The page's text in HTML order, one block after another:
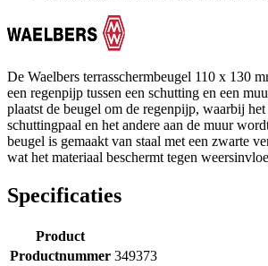
De Waelbers terrasschermbeugel 110 x 130
een regenpijp tussen een schutting en een
plaatst de beugel om de regenpijp, waarbij
schuttingpaal en het andere aan de muur
beugel is gemaakt van staal met een zwarte
wat het materiaal beschermt tegen
Specificaties
Product
Productnummer 349373